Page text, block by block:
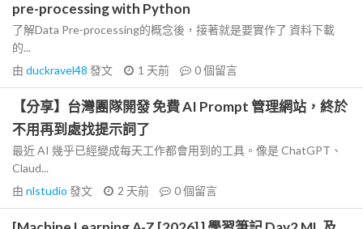
pre-processing with Python
了解Data Pre-processing的概念後，接著就是要實作了 資料下載
的...
由 duckravel48 發文 1 天前 0個留言
【分享】台灣團隊開發 免費 AI Prompt 管理網站，終於
不用再到處找提示詞了
最近 AI 幾乎已經變成每天工作都會用到的工具。像是 ChatGPT、
Claud...
由 nlstudio 發文 2 天前 0個留言